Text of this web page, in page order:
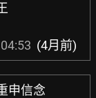
(4月前)
申信念